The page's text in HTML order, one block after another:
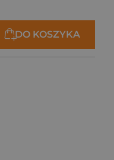
DO KOSZYKA